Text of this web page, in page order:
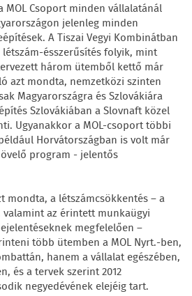
MOL Csoport minden vállalatánál
jelenleg minden
A Tiszai Vegyi Kombinátban
ésszerűsítés folyik, mint
három ütemből kettő már
azt mondta, nemzetközi szinten
Magyarországra és Szlovákiára
Szlovákiában a Slovnaft közel
Ugyanakkor a MOL-csoport többi
Horvátországban is volt már
program - jelentős
mondta, a létszámcsökkentés – a
valamint az érintett munkaügyi
megfelelően –
több ütemben a MOL Nyrt.-ben,
hanem a vállalat egészében,
és a tervek szerint 2012
negyedévének elejéig tart.